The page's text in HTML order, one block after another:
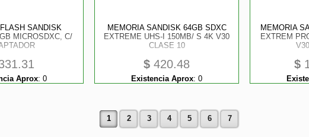
SANDISK
MICROSDXC, C/
Aprox: 0
MEMORIA SANDISK 64GB SDXC
EXTREME UHS-I 150MB/ S 4K V30
CLASE 10
$ 420.48
Existencia Aprox: 0
MEMORIA
EXTREM
$
1 2 3 4 5 6 7